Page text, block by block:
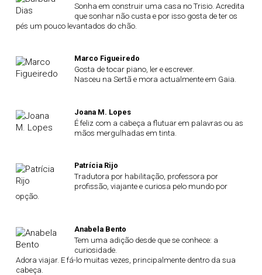
Sonha em construir uma casa no Trisio. Acredita
que sonhar não custa e por isso gosta de ter os
pés um pouco levantados do chão.
Marco Figueiredo
Gosta de tocar piano, ler e escrever.
Nasceu na Sertã e mora actualmente em Gaia.
Joana M. Lopes
É feliz com a cabeça a flutuar em palavras ou as
mãos mergulhadas em tinta.
Patrícia Rijo
Tradutora por habilitação, professora por
profissão, viajante e curiosa pelo mundo por
opção.
Anabela Bento
Tem uma adição desde que se conhece: a
curiosidade.
Adora viajar. E fá-lo muitas vezes, principalmente dentro da sua
cabeça.